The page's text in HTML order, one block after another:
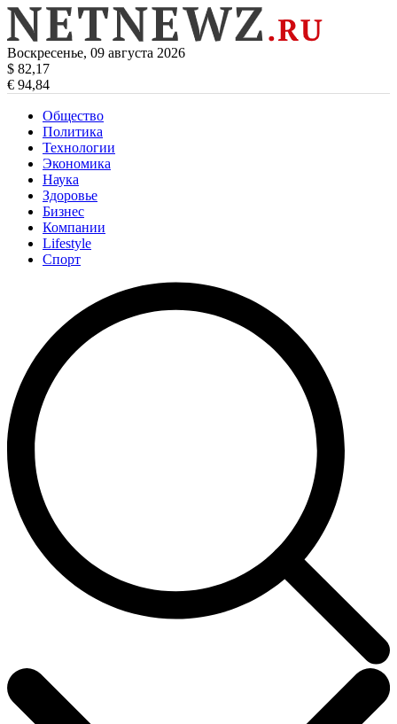
Воскресенье, 09 августа 2026
$ 82,17
€ 94,84
Общество
Политика
Технологии
Экономика
Наука
Здоровье
Бизнес
Компании
Lifestyle
Спорт